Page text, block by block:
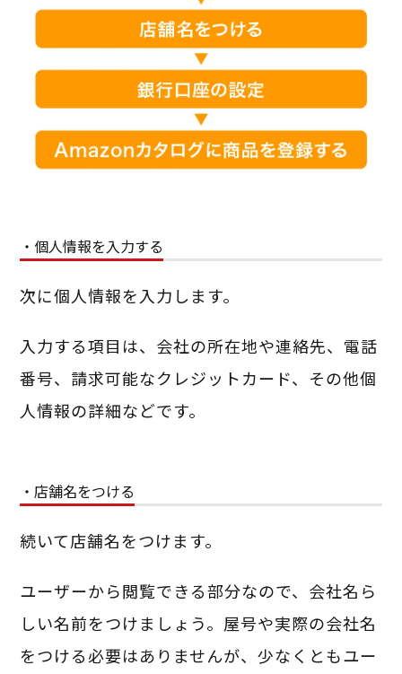
・個人情報を入力する
次に個人情報を入力します。
入力する項目は、会社の所在地や連絡先、電話
番号、請求可能なクレジットカード、その他個
人情報の詳細などです。
・店舗名をつける
続いて店舗名をつけます。
ユーザーから閲覧できる部分なので、会社名ら
しい名前をつけましょう。屋号や実際の会社名
をつける必要はありませんが、少なくともユー